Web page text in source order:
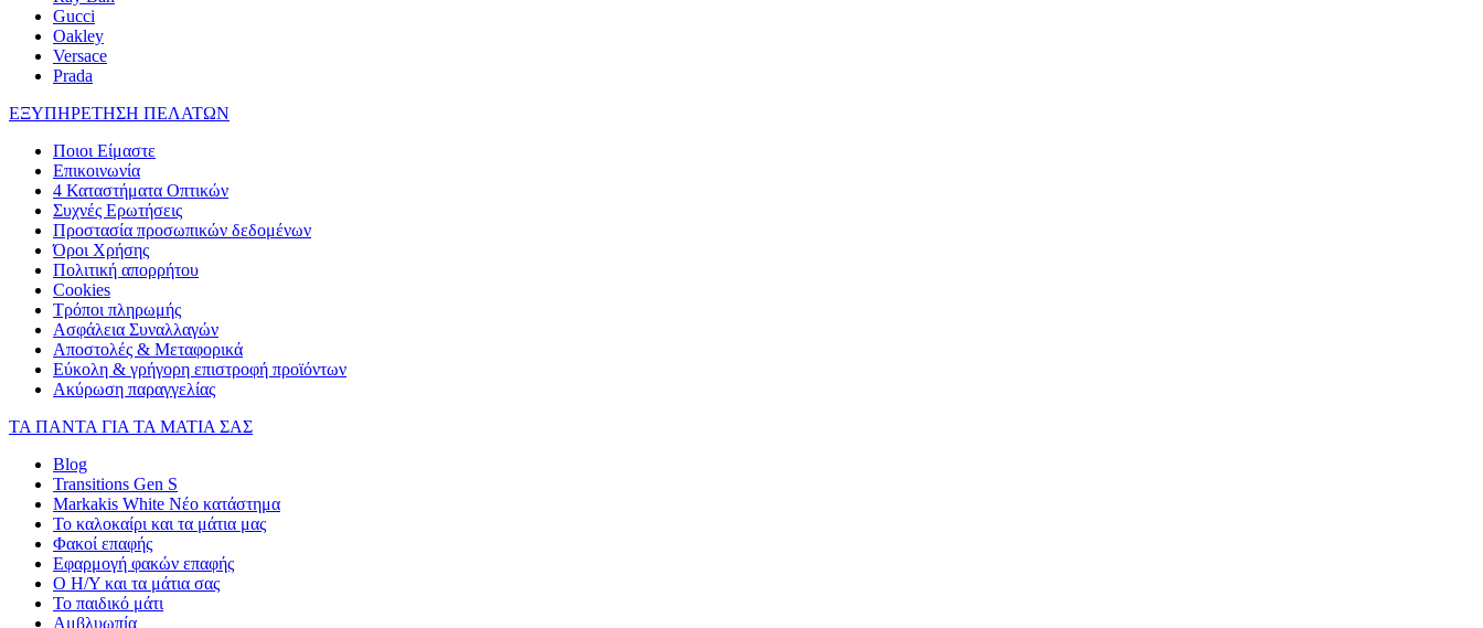
Gucci
Oakley
Versace
Prada
ΕΞΥΠΗΡΕΤΗΣΗ ΠΕΛΑΤΩΝ
Ποιοι Είμαστε
Επικοινωνία
4 Καταστήματα Οπτικών
Συχνές Ερωτήσεις
Προστασία προσωπικών δεδομένων
Όροι Χρήσης
Πολιτική απορρήτου
Cookies
Τρόποι πληρωμής
Ασφάλεια Συναλλαγών
Αποστολές & Μεταφορικά
Εύκολη & γρήγορη επιστροφή προϊόντων
Ακύρωση παραγγελίας
ΤΑ ΠΑΝΤΑ ΓΙΑ ΤΑ ΜΑΤΙΑ ΣΑΣ
Blog
Transitions Gen S
Markakis White Νέο κατάστημα
Το καλοκαίρι και τα μάτια μας
Φακοί επαφής
Εφαρμογή φακών επαφής
Ο Η/Υ και τα μάτια σας
Το παιδικό μάτι
Αμβλυωπία